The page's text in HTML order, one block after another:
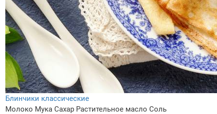
Блинчики классические
Молоко Мука Сахар Растительное масло Соль